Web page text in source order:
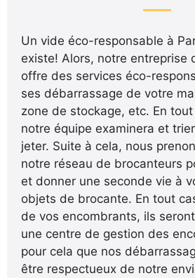
Un vide éco-responsable à
existe! Alors, notre entreprise
offre des services éco-
ses débarrassage de votre
zone de stockage, etc. En
notre équipe examinera et
jeter. Suite à cela, nous
notre réseau de brocanteurs
et donner une seconde vie à
objets de brocante. En tout
de vos encombrants, ils
une centre de gestion des
pour cela que nos
être respectueux de notre